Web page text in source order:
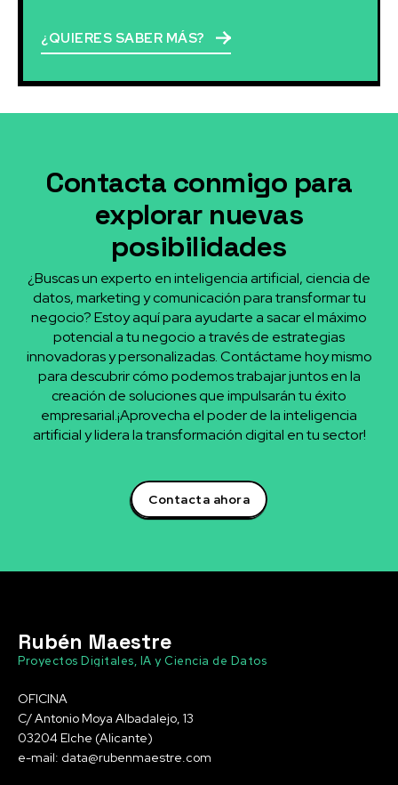
¿QUIERES SABER MÁS?
Contacta conmigo para
explorar nuevas
posibilidades
¿Buscas un experto en inteligencia artificial, ciencia de
datos, marketing y comunicación para transformar tu
negocio? Estoy aquí para ayudarte a sacar el máximo
potencial a tu negocio a través de estrategias
innovadoras y personalizadas. Contáctame hoy mismo
para descubrir cómo podemos trabajar juntos en la
creación de soluciones que impulsarán tu éxito
empresarial.¡Aprovecha el poder de la inteligencia
artificial y lidera la transformación digital en tu sector!
Contacta ahora
Rubén Maestre
Proyectos Digitales, IA y Ciencia de Datos
OFICINA
C/ Antonio Moya Albadalejo, 13
03204 Elche (Alicante)
e-mail: data@rubenmaestre.com